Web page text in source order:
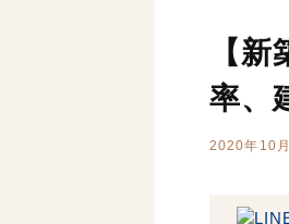
【
率、
2020年10